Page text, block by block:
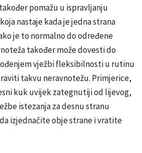
pomažu u ispravljanju
nastaje kada je jedna strana
je to normalno do određene
također može dovesti do
vježbi fleksibilnosti u rutinu
takvu neravnotežu. Primjerice,
kuk uvijek zategnutiji od lijevog,
istezanja za desnu stranu
izjednačite obje strane i vratite